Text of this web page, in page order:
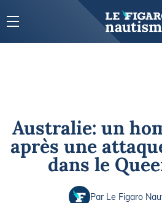
Australie: un
après une
dans le
Par Le Figaro